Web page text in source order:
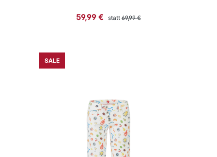
Verkaufspreis:
59,99 € statt Regulärer Preis:
69,99 €
SALE